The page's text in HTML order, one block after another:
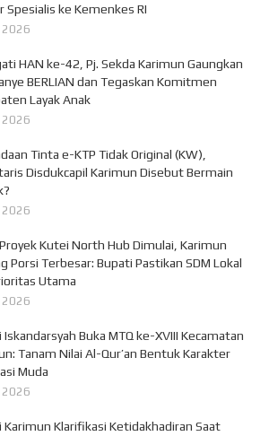
Spesialis ke Kemenkes RI
2026
HAN ke-42, Pj. Sekda Karimun Gaungkan
BERLIAN dan Tegaskan Komitmen
Layak Anak
2026
Tinta e-KTP Tidak Original (KW),
Disdukcapil Karimun Disebut Bermain
2026
Kutei North Hub Dimulai, Karimun
Porsi Terbesar: Bupati Pastikan SDM Lokal
Utama
2026
Iskandarsyah Buka MTQ ke-XVIII Kecamatan
Tanam Nilai Al-Qur’an Bentuk Karakter
Muda
2026
Karimun Klarifikasi Ketidakhadiran Saat